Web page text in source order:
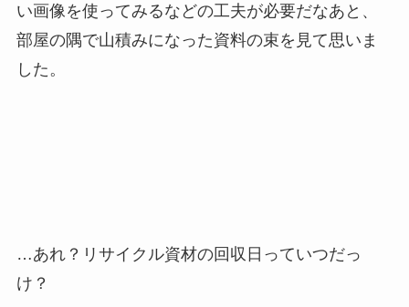
い画像を使ってみるなどの工夫が必要だなあと、
部屋の隅で山積みになった資料の束を見て思いま
した。
…あれ？リサイクル資材の回収日っていつだっ
け？